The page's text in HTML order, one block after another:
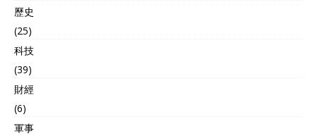
歷史
(25)
科技
(39)
財經
(6)
軍事